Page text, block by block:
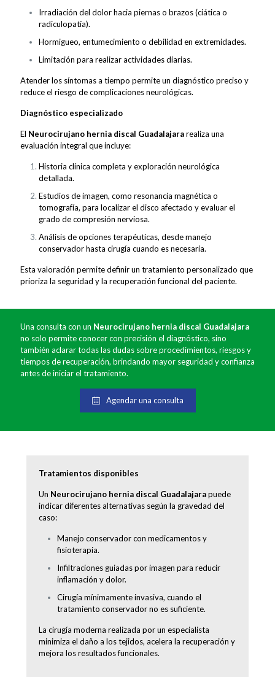
Irradiación del dolor hacia piernas o brazos (ciática o
radiculopatía).
Hormigueo, entumecimiento o debilidad en extremidades.
Limitación para realizar actividades diarias.
Atender los síntomas a tiempo permite un diagnóstico preciso y
reduce el riesgo de complicaciones neurológicas.
Diagnóstico especializado
El Neurocirujano hernia discal Guadalajararealiza una
evaluación integral que incluye:
Historia clínica completa y exploración neurológica
detallada.
Estudios de imagen, como resonancia magnética o
tomografía, para localizar el disco afectado y evaluar el
grado de compresión nerviosa.
Análisis de opciones terapéuticas, desde manejo
conservador hasta cirugía cuando es necesaria.
Esta valoración permite definir un tratamiento personalizado que
prioriza la seguridad y la recuperación funcional del paciente.
Una consulta con un Neurocirujano hernia discal Guadalajara
no solo permite conocer con precisión el diagnóstico, sino
también aclarar todas las dudas sobre procedimientos, riesgos y
tiempos de recuperación, brindando mayor seguridad y confianza
antes de iniciar el tratamiento.
Agendar una consulta
Tratamientos disponibles
Un Neurocirujano hernia discal Guadalajarapuede
indicar diferentes alternativas según la gravedad del
caso:
Manejo conservador con medicamentos y
fisioterapia.
Infiltraciones guiadas por imagen para reducir
inflamación y dolor.
Cirugía mínimamente invasiva, cuando el
tratamiento conservador no es suficiente.
La cirugía moderna realizada por un especialista
minimiza el daño a los tejidos, acelera la recuperación y
mejora los resultados funcionales.